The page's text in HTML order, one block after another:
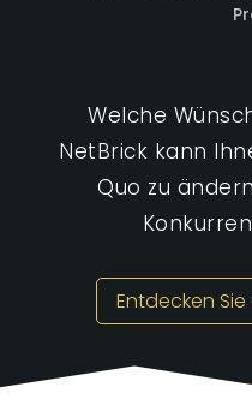
Welche
NetBrick kann
Quo zu
Entdecken